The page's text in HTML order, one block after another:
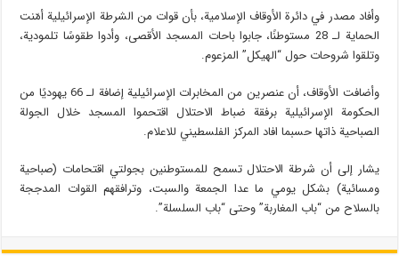
وأفاد مصدر في دائرة الأوقاف الإسلامية، بأن قوات من الشرطة الإسرائيلية أمّنت
الحماية لـ 28 مستوطنًا، جابوا باحات المسجد الأقصى، وأدوا طقوسًا تلمودية،
وتلقوا شروحات حول “الهيكل” المزعوم.
وأضافت الأوقاف، أن عنصرين من المخابرات الإسرائيلية إضافة لـ 66 يهوديًا من
الحكومة الإسرائيلية برفقة ضباط الاحتلال اقتحموا المسجد خلال الجولة
الصباحية ذاتها حسبما افاد المركز الفلسطيني للاعلام.
يشار إلى أن شرطة الاحتلال تسمح للمستوطنين بجولتي اقتحامات (صباحية
ومسائية) بشكل يومي ما عدا الجمعة والسبت، وترافقهم القوات المدججة
بالسلاح من “باب المغاربة” وحتى “باب السلسلة”.